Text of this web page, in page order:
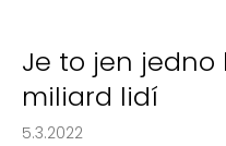
Je to jen jedno
miliard lidí
5.3.2022